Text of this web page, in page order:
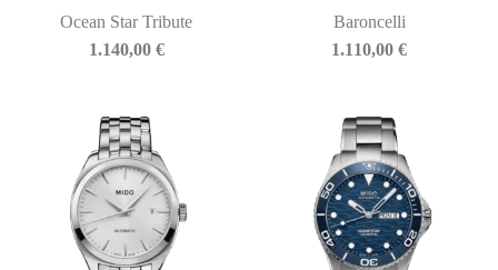
Ocean Star Tribute
1.140,00 €
Baroncelli
1.110,00€